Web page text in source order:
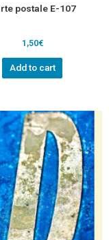
postale E-107
1,50€
Add to cart